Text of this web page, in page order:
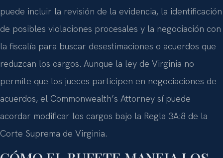
puede incluir la revisión de la evidencia, la identificación
de posibles violaciones procesales y la negociación con
la fiscalía para buscar desestimaciones o acuerdos que
reduzcan los cargos. Aunque la ley de Virginia no
permite que los jueces participen en negociaciones de
acuerdos, el Commonwealth’s Attorney sí puede
acordar modificar los cargos bajo la Regla 3A:8 de la
Corte Suprema de Virginia.